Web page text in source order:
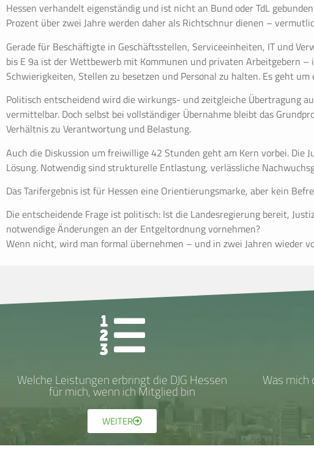
Hessen verhandelt eigenständig und ist nicht an Bund oder TdL
Prozent über zwei Jahre werden daher als Richtschnur dienen –
Gerade für Beschäftigte in Geschäftsstellen, Serviceeinheiten, IT und
bis E 9a ist der Wettbewerb mit Kommunen und privaten Arbeitgebern
Schwierigkeiten, Stellen zu besetzen und Personal zu halten. Es geht
Politisch entscheidend wird die wirkungs- und zeitgleiche Übertragung
vermittelbar. Doch selbst bei vollständiger Übernahme bleibt das
Verhältnis zu Verantwortung und Belastung.
Auch die Diskussion um freiwillige 42 Stunden geht am Kern vorbei.
Lösung. Notwendig sind strukturelle Entlastung, verlässliche
Das Tarifergebnis ist für Hessen eine Orientierungsmarke, aber kein
Die entscheidende Frage ist politisch: Ist die Landesregierung bereit,
notwendige Änderungen an der Entgeltordnung vornehmen?
Wenn nicht, wird man formal übernehmen – und in zwei Jahren wieder
Welche Leistungen erbringt die DJG Hessen
für mich, wenn ich Mitglied bin
WEITER
Was mich